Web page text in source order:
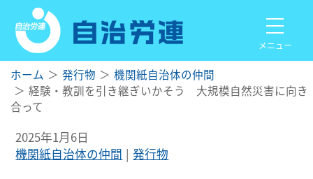
メニュー
ホーム 発行物
機関紙自治体の仲間
経験・教訓を引き継ぎいかそう 大規模自然災害に向き
合って
2025年1月6日
機関紙自治体の仲間
発行物